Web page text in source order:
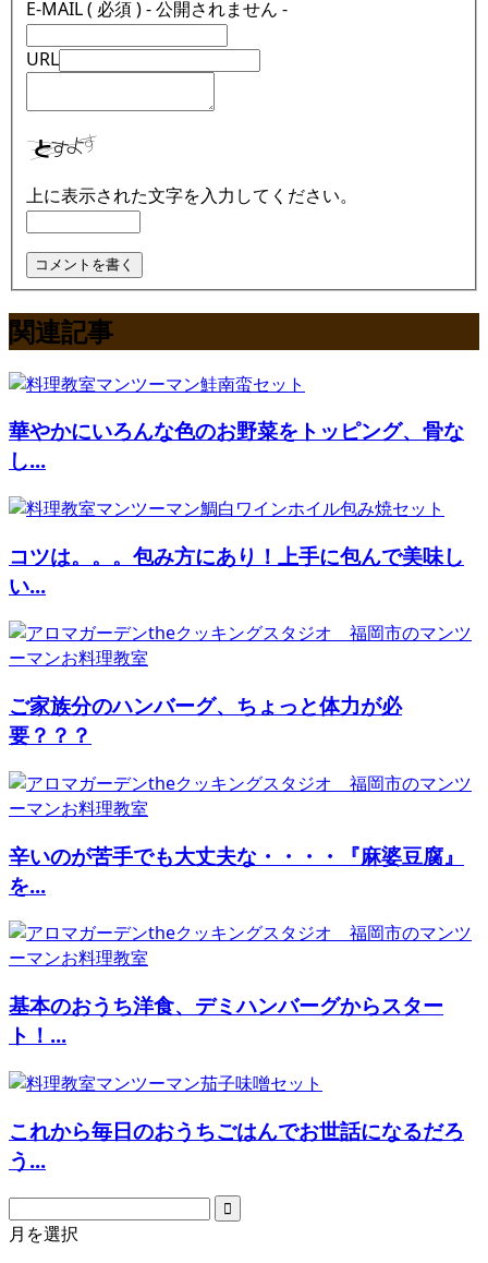
E-MAIL ( 必須 ) - 公開されません -
URL
上に表示された文字を入力してください。
関連記事
華やかにいろんな色のお野菜をトッピング、骨な
し...
コツは。。。包み方にあり！上手に包んで美味し
い...
ご家族分のハンバーグ、ちょっと体力が必
要？？？
辛いのが苦手でも大丈夫な・・・・『麻婆豆腐』
を...
基本のおうち洋食、デミハンバーグからスター
ト！...
これから毎日のおうちごはんでお世話になるだろ
う...
月を選択